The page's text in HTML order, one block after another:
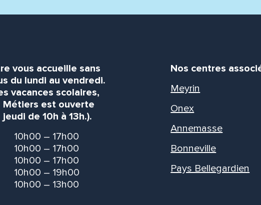
vous accueille sans
du lundi au vendredi.
vacances scolaires,
Métiers est ouverte
de 10h à 13h.).
10h00 – 17h00
10h00 – 17h00
10h00 – 17h00
10h00 – 19h00
10h00 – 13h00
Nos centres
Meyrin
Onex
Annemasse
Bonneville
Pays Bellegardien